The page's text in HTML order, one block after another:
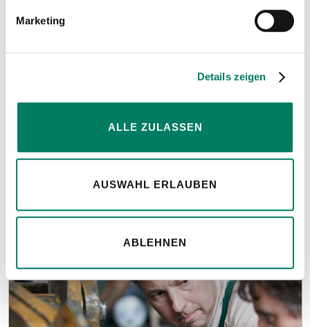
Marketing
Details zeigen
ALLE ZULASSEN
AUSWAHL ERLAUBEN
ABLEHNEN
Konfiguratoren